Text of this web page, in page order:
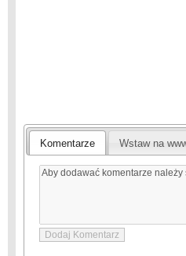
Komentarze Wstaw na